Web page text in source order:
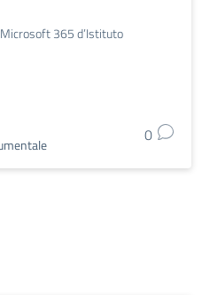
365 d’Istituto
0